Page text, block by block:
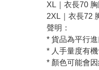
XL｜衣長70
2XL｜衣長72
聲明：
* 貨品為平行
* 人手量度有
* 顏色可能會